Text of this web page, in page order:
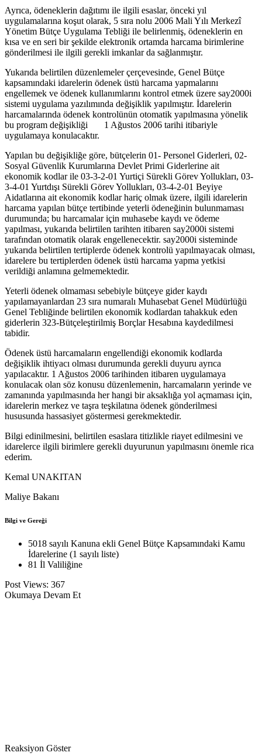
Ayrıca, ödeneklerin dağıtımı ile ilgili esaslar, önceki yıl
uygulamalarına koşut olarak, 5 sıra nolu 2006 Mali Yılı Merkezî
Yönetim Bütçe Uygulama Tebliği ile belirlenmiş, ödeneklerin en
kısa ve en seri bir şekilde elektronik ortamda harcama birimlerine
gönderilmesi ile ilgili gerekli imkanlar da sağlanmıştır.
Yukarıda belirtilen düzenlemeler çerçevesinde, Genel Bütçe
kapsamındaki idarelerin ödenek üstü harcama yapmalarını
engellemek ve ödenek kullanımlarını kontrol etmek üzere say2000i
sistemi uygulama yazılımında değişiklik yapılmıştır. İdarelerin
harcamalarında ödenek kontrolünün otomatik yapılmasına yönelik
bu program değişikliği 1 Ağustos 2006 tarihi itibariyle
uygulamaya konulacaktır.
Yapılan bu değişikliğe göre, bütçelerin 01- Personel Giderleri, 02-
Sosyal Güvenlik Kurumlarına Devlet Primi Giderlerine ait
ekonomik kodlar ile 03-3-2-01 Yurtiçi Sürekli Görev Yollukları, 03-
3-4-01 Yurtdışı Sürekli Görev Yollukları, 03-4-2-01 Beyiye
Aidatlarına ait ekonomik kodlar hariç olmak üzere, ilgili idarelerin
harcama yapılan bütçe tertibinde yeterli ödeneğinin bulunmaması
durumunda; bu harcamalar için muhasebe kaydı ve ödeme
yapılması, yukarıda belirtilen tarihten itibaren say2000i sistemi
tarafından otomatik olarak engellenecektir. say2000i sisteminde
yukarıda belirtilen tertiplerde ödenek kontrolü yapılmayacak olması,
idarelere bu tertiplerden ödenek üstü harcama yapma yetkisi
verildiği anlamına gelmemektedir.
Yeterli ödenek olmaması sebebiyle bütçeye gider kaydı
yapılamayanlardan 23 sıra numaralı Muhasebat Genel Müdürlüğü
Genel Tebliğinde belirtilen ekonomik kodlardan tahakkuk eden
giderlerin 323-Bütçeleştirilmiş Borçlar Hesabına kaydedilmesi
tabidir.
Ödenek üstü harcamaların engellendiği ekonomik kodlarda
değişiklik ihtiyacı olması durumunda gerekli duyuru ayrıca
yapılacaktır. 1 Ağustos 2006 tarihinden itibaren uygulamaya
konulacak olan söz konusu düzenlemenin, harcamaların yerinde ve
zamanında yapılmasında her hangi bir aksaklığa yol açmaması için,
idarelerin merkez ve taşra teşkilatına ödenek gönderilmesi
hususunda hassasiyet göstermesi gerekmektedir.
Bilgi edinilmesini, belirtilen esaslara titizlikle riayet edilmesini ve
idarelerce ilgili birimlere gerekli duyurunun yapılmasını önemle rica
ederim.
Kemal UNAKITAN
Maliye Bakanı
Bilgi ve Gereği
5018 sayılı Kanuna ekli Genel Bütçe Kapsamındaki Kamu
İdarelerine (1 sayılı liste)
81 İl Valiliğine
Post Views: 367
Okumaya Devam Et
Reaksiyon Göster